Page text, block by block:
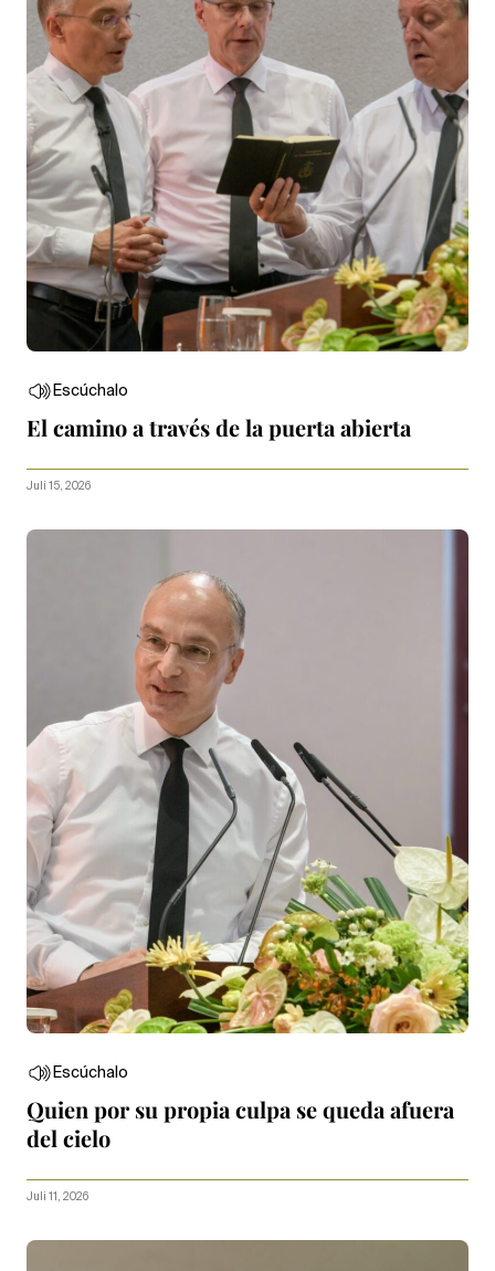
Escúchalo
El camino a través de la puerta abierta
Juli 15, 2026
Escúchalo
Quien por su propia culpa se queda afuera
del cielo
Juli 11, 2026